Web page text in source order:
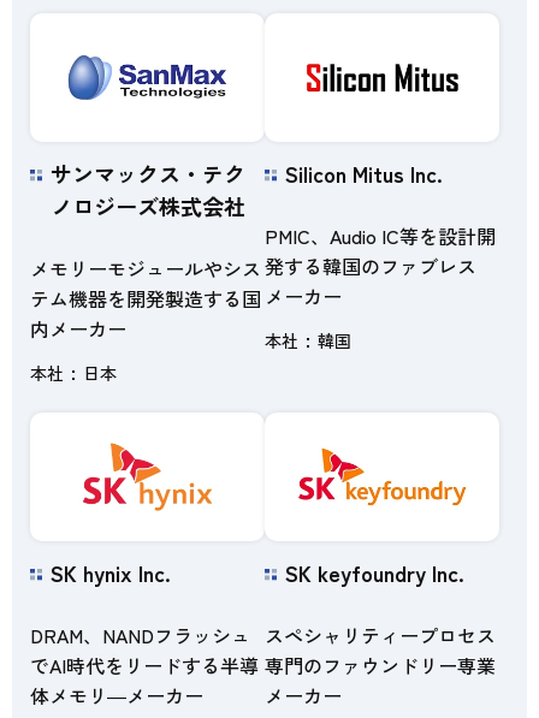
サンマックス・テク
ノロジーズ株式会社
本社 日本
メモリーモジュールやシス
テム機器を開発製造する国
内メーカー
Silicon Mitus Inc.
本社 韓国
PMIC、Audio IC等を設計開
発する韓国のファブレス
メーカー
SK hynix Inc.
DRAM、NANDフラッシュ
でAI時代をリードする半導
体メモリ―メーカー
SK keyfoundry Inc.
スペシャリティープロセス
専門のファウンドリー専業
メーカー